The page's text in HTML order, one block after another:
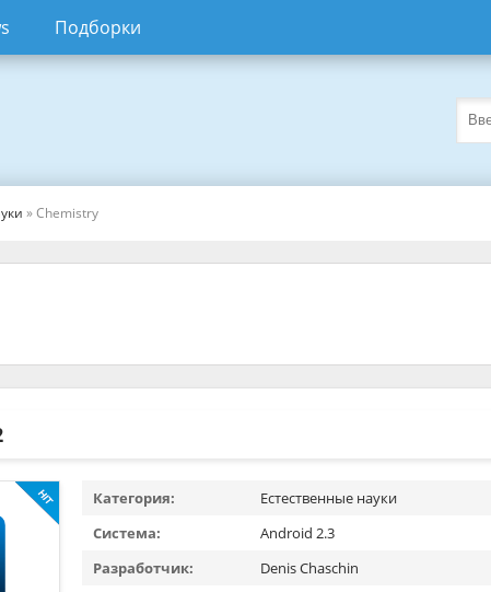
Подборки
» Chemistry
Категория:
Естественные науки
Система:
Android 2.3
Разработчик:
Denis Chaschin